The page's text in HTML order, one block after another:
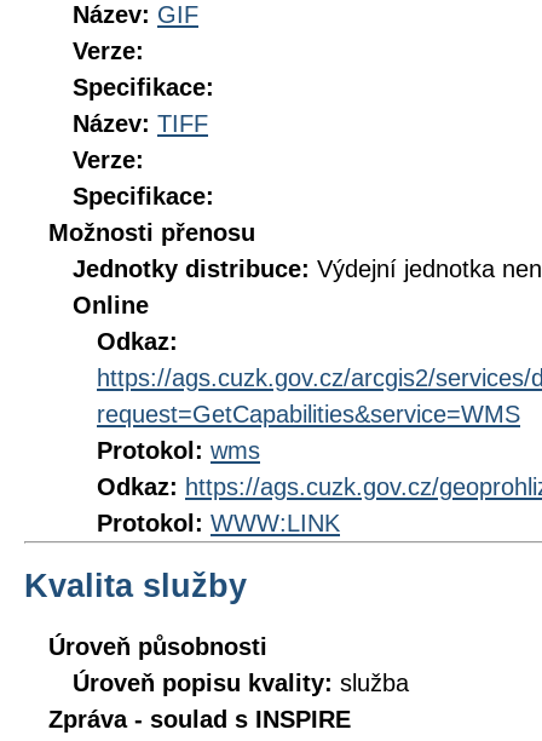
Název: GIF
Verze:
Specifikace:
Název: TIFF
Verze:
Specifikace:
Možnosti přenosu
Jednotky distribuce: Výdejní jednotka
Online
Odkaz:
https://ags.cuzk.gov.cz/arcgis2/
request=GetCapabilities&service=WMS
Protokol: wms
Odkaz: https://ags.cuzk.gov.cz/
Protokol: WWW:LINK
Kvalita služby
Úroveň působnosti
Úroveň popisu kvality: služba
Zpráva - soulad s INSPIRE